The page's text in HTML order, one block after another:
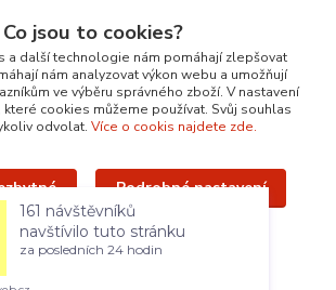
Upravit sběr cookies.
Co jsou to cookies?
a další technologie nám pomáhají zlepšovat
nám analyzovat výkon webu a umožňují
ve výběru správného zboží. V nastavení
které cookies můžeme používat. Svůj souhlas
odvolat. Více o cookis najdete zde.
Podrobné nastavení
Přijmout všechny
161 návštěvníků
navštívilo tuto stránku
za posledních 24 hodin